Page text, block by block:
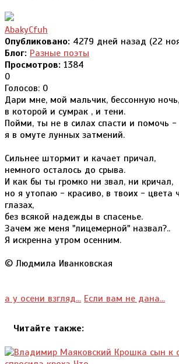
AbakyCfuh
Опубликовано: 4279 дней назад (22
Блог: Разные поэты
Просмотров: 1384
0
Голосов: 0
Дари мне, мой мальчик, бессонную ночь,
в которой и сумрак , и тени.
Пойми, ты не в силах спасти и помочь -
я в омуте лунных затмений.
Сильнее штормит и качает причал,
немного осталось до срыва.
И как бы ты громко ни звал, ни кричал,
но я утопаю - красиво, в твоих - цвета
глазах,
без всякой надежды в спасенье.
Зачем же меня "лицемерной" назвал?..
Я искренна утром осенним.
© Людмила Иванковская
а у осени взгляд... Если вам не дана...
Читайте также: